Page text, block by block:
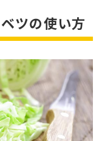
ツの使い方